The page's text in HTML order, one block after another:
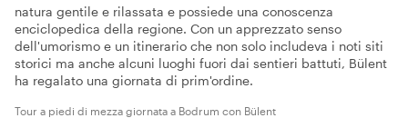
natura gentile e rilassata e possiede una conoscenza
enciclopedica della regione. Con un apprezzato senso
dell'umorismo e un itinerario che non solo includeva i noti siti
storici ma anche alcuni luoghi fuori dai sentieri battuti, Bülent
ha regalato una giornata di prim'ordine.
Tour a piedi di mezza giornata a Bodrum con Bülent